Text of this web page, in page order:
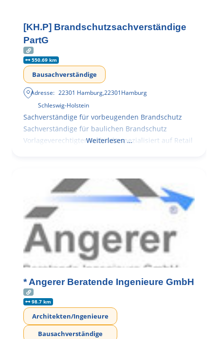
[KH.P] Brandschutzsachverständige
PartG
550.69 km
Bausachverständige
Adresse: 22301 Hamburg,22301Hamburg
Schleswig-Holstein
Sachverständige für vorbeugenden Brandschutz
Sachverständige für baulichen Brandschutz
Vorlageverechtigter Architekt spezialisiert auf Retail
Weiterlesen …
* Angerer Beratende Ingenieure GmbH
98.7 km
Architekten/Ingenieure
Bausachverständige